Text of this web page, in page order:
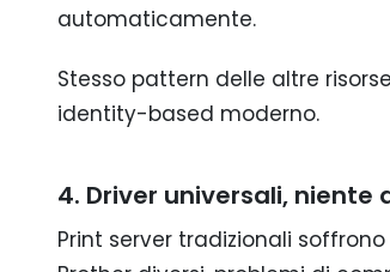
automaticamente.
Stesso pattern delle altre
identity-based moderno.
4. Driver universali, niente
Print server tradizionali